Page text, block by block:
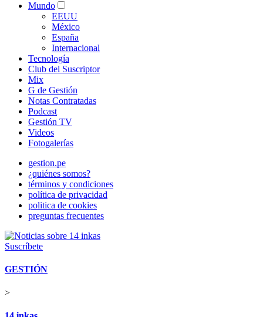
Mundo
EEUU
México
España
Internacional
Tecnología
Club del Suscriptor
Mix
G de Gestión
Notas Contratadas
Podcast
Gestión TV
Videos
Fotogalerías
gestion.pe
¿quiénes somos?
términos y condiciones
política de privacidad
politica de cookies
preguntas frecuentes
Suscríbete
GESTIÓN
>